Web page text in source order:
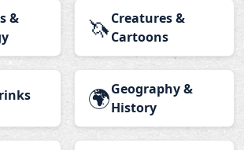
&
🦄Creatures &
Cartoons
🌍Geography &
History